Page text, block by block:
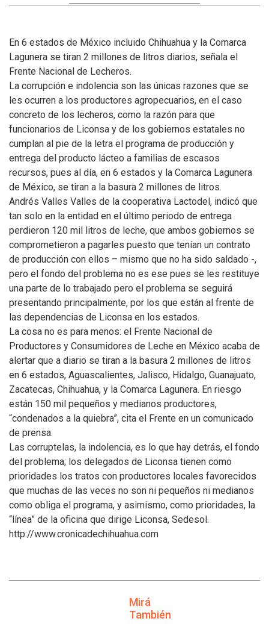
En 6 estados de México incluido Chihuahua y la Comarca
Lagunera se tiran 2 millones de litros diarios, señala el
Frente Nacional de Lecheros.
La corrupción e indolencia son las únicas razones que se
les ocurren a los productores agropecuarios, en el caso
concreto de los lecheros, como la razón para que
funcionarios de Liconsa y de los gobiernos estatales no
cumplan al pie de la letra el programa de producción y
entrega del producto lácteo a familias de escasos
recursos, pues al día, en 6 estados y la Comarca Lagunera
de México, se tiran a la basura 2 millones de litros.
Andrés Valles Valles de la cooperativa Lactodel, indicó que
tan solo en la entidad en el último periodo de entrega
perdieron 120 mil litros de leche, que ambos gobiernos se
comprometieron a pagarles puesto que tenían un contrato
de producción con ellos – mismo que no ha sido saldado -,
pero el fondo del problema no es ese pues se les restituye
una parte de lo trabajado pero el problema se seguirá
presentando principalmente, por los que están al frente de
las dependencias de Liconsa en los estados.
La cosa no es para menos: el Frente Nacional de
Productores y Consumidores de Leche en México acaba de
alertar que a diario se tiran a la basura 2 millones de litros
en 6 estados, Aguascalientes, Jalisco, Hidalgo, Guanajuato,
Zacatecas, Chihuahua, y la Comarca Lagunera. En riesgo
están 150 mil pequeños y medianos productores,
“condenados a la quiebra”, cita el Frente en un comunicado
de prensa.
Las corruptelas, la indolencia, es lo que hay detrás, el fondo
del problema; los delegados de Liconsa tienen como
prioridades los tratos con productores locales favorecidos
que muchas de las veces no son ni pequeños ni medianos
como obliga el programa, y asimismo, como prioridades, la
“línea” de la oficina que dirige Liconsa, Sedesol.
http://www.cronicadechihuahua.com
Mirá
También